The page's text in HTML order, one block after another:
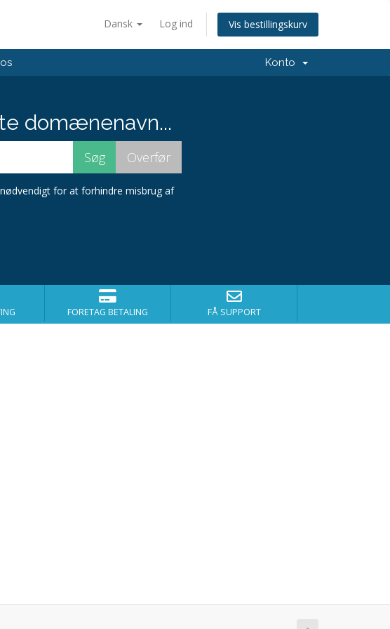
Dansk Log ind Vis bestillingskurv
Konto
domænenavn...
for at forhindre misbrug af
FORETAG BETALING FÅ SUPPORT